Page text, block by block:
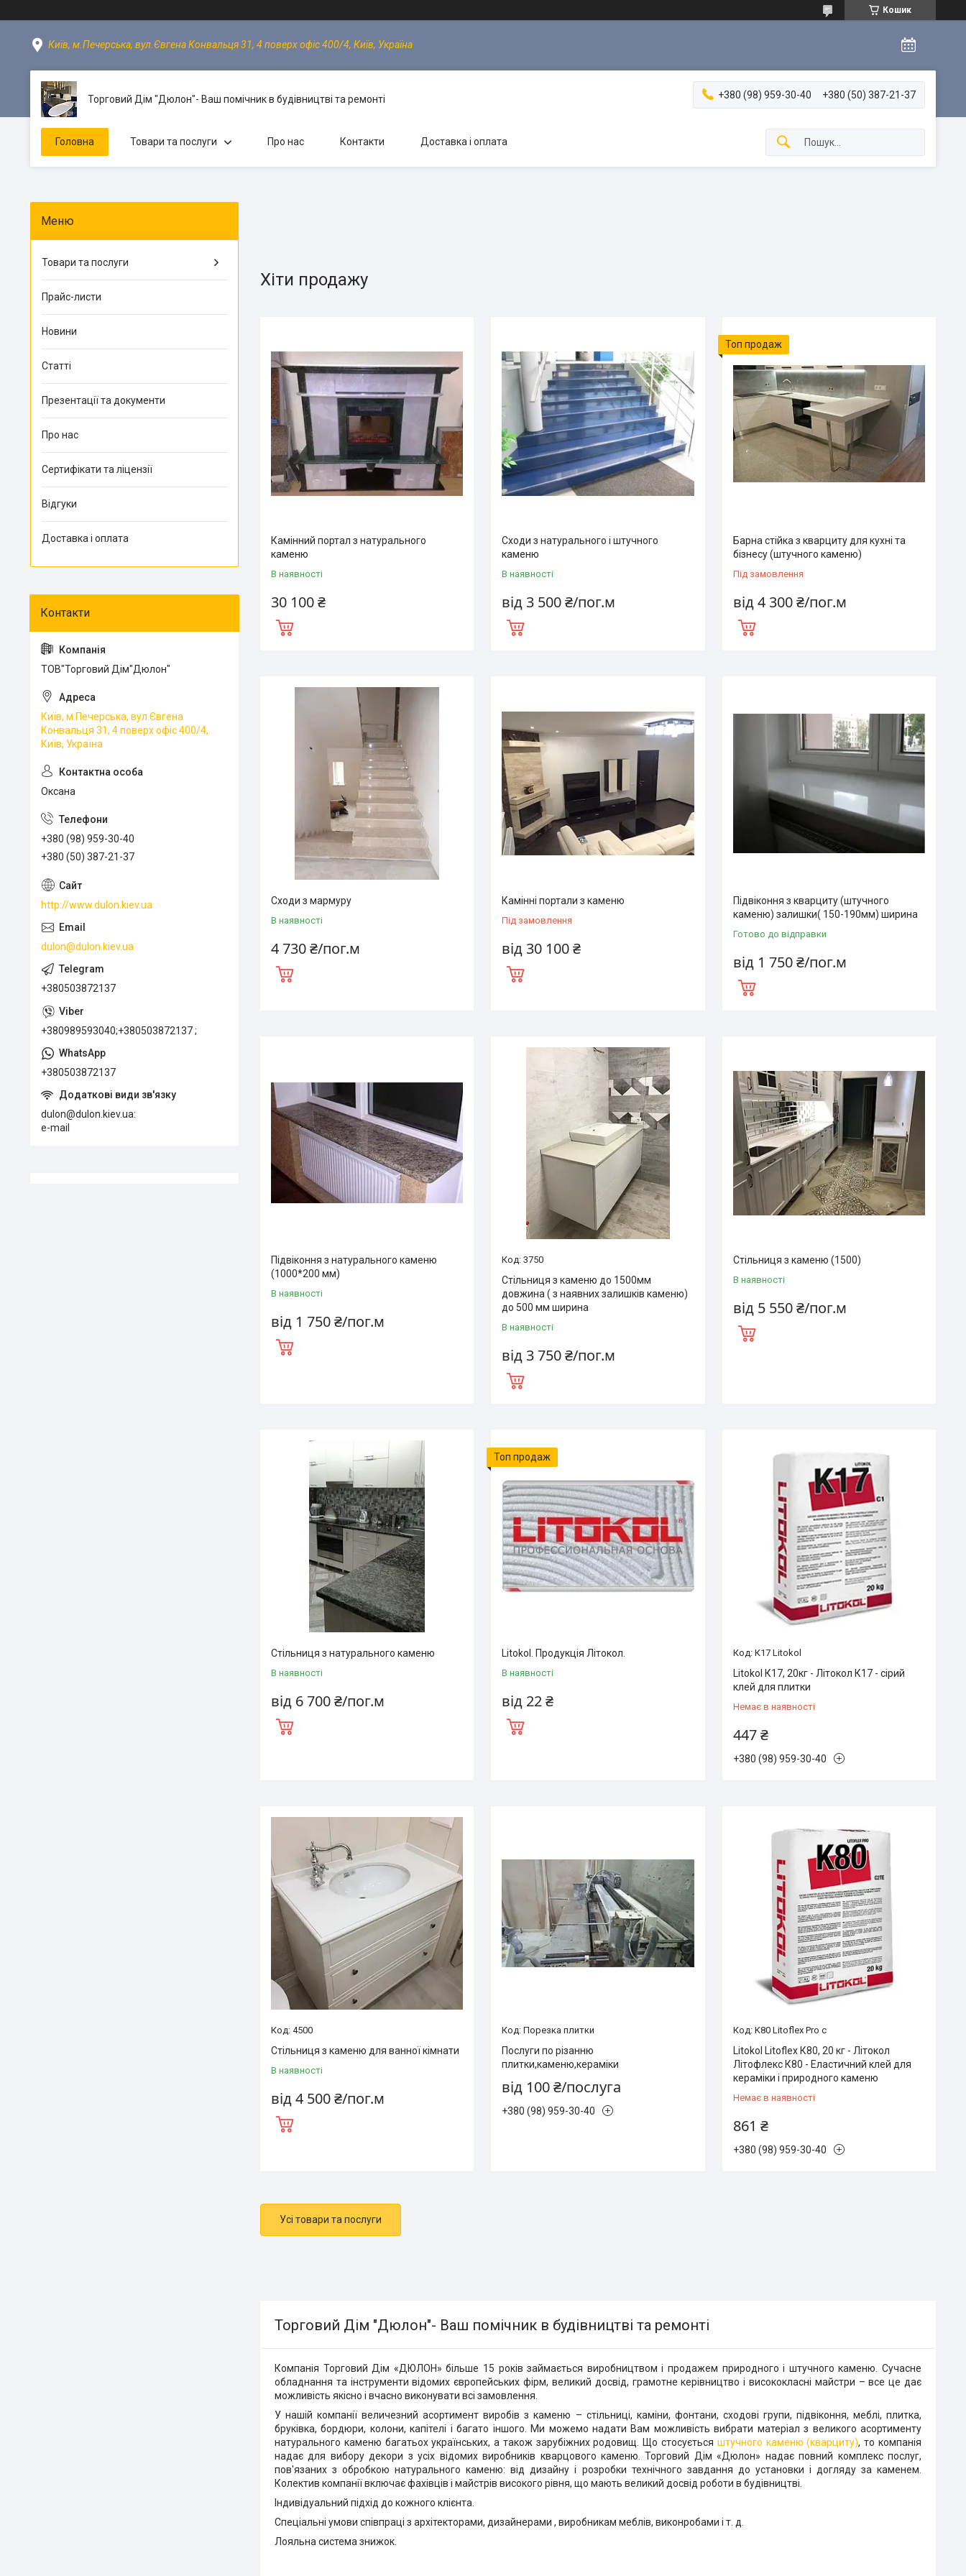
Кошик
Київ, м.Печерська, вул.Євгена Конвальця 31, 4 поверх офіс 400/4, Київ, Україна
Торговий Дім "Дюлон"- Ваш помічник в будівництві та ремонті +380 (98) 959-30-40 +380 (50) 387-21-37
Головна Товари та послуги Про нас Контакти Доставка і оплата
Хіти продажу
Камінний портал з натурального
каменю
В наявності
30 100 ₴
Сходи з натурального і штучного
каменю
В наявності
від 3 500 ₴/пог.м
Топ продаж
Барна стійка з кварциту для кухні та
бізнесу (штучного каменю)
Під замовлення
від 4 300 ₴/пог.м
Сходи з мармуру
В наявності
4 730 ₴/пог.м
Камінні портали з каменю
Під замовлення
від 30 100 ₴
Підвіконня з кварциту (штучного
каменю) залишки( 150-190мм) ширина
Готово до відправки
від 1 750 ₴/пог.м
Підвіконня з натурального каменю
(1000*200 мм)
В наявності
від 1 750 ₴/пог.м
3750
Стільниця з каменю до 1500мм
довжина ( з наявних залишків каменю)
до 500 мм ширина
В наявності
від 3 750 ₴/пог.м
Стільниця з каменю (1500)
В наявності
від 5 550 ₴/пог.м
Стільниця з натурального каменю
В наявності
від 6 700 ₴/пог.м
Топ продаж
Litokol. Продукція Літокол.
В наявності
від 22 ₴
К17 Litokol
Litokol К17, 20кг - Літокол К17 - сірий
клей для плитки
Немає в наявності
447 ₴
+380 (98) 959-30-40
4500
Стільниця з каменю для ванної кімнати
В наявності
від 4 500 ₴/пог.м
Порезка плитки
Послуги по різанню
плитки,каменю,кераміки
від 100 ₴/послуга
+380 (98) 959-30-40
K80 Litoflex Pro с
Litokol Litoflex К80, 20 кг - Літокол
Літофлекс К80 - Еластичний клей для
кераміки і природного каменю
Немає в наявності
861 ₴
+380 (98) 959-30-40
Усі товари та послуги
Торговий Дім "Дюлон"- Ваш помічник в будівництві та ремонті
Компанія Торговий Дім «ДЮЛОН» більше 15 років займається виробництвом і продажем природного і штучного каменю. Сучасне
обладнання та інструменти відомих європейських фірм, великий досвід, грамотне керівництво і висококласні майстри – все це дає
можливість якісно і вчасно виконувати всі замовлення.
У нашій компанії величезний асортимент виробів з каменю – стільниці, каміни, фонтани, сходові групи, підвіконня, меблі, плитка,
бруківка, бордюри, колони, капітелі і багато іншого. Ми можемо надати Вам можливість вибрати матеріал з великого асортименту
натурального каменю багатьох українських, а також зарубіжних родовищ. Що стосується штучного каменю (кварциту), то компанія
надає для вибору декори з усіх відомих виробників кварцового каменю. Торговий Дім «Дюлон» надає повний комплекс послуг,
пов'язаних з обробкою натурального каменю: від дизайну і розробки технічного завдання до установки і догляду за каменем.
Колектив компанії включає фахівців і майстрів високого рівня, що мають великий досвід роботи в будівництві.
Індивідуальний підхід до кожного клієнта.
Спеціальні умови співпраці з архітекторами, дизайнерами , виробникам меблів, виконробами і т. д.
Лояльна система знижок.
Товари та послуги
Прайс-листи
Новини
Статті
Презентації та документи
Про нас
Сертифікати та ліцензії
Відгуки
Доставка і оплата
ТОВ"Торговий Дім"Дюлон"
Київ, м.Печерська, вул.Євгена
Конвальця 31, 4 поверх офіс 400/4,
Київ, Україна
Оксана
+380 (98) 959-30-40
+380 (50) 387-21-37
http://www.dulon.kiev.ua
dulon@dulon.kiev.ua
+380503872137
+380989593040;+380503872137 ;
+380503872137
dulon@dulon.kiev.ua
e-mail